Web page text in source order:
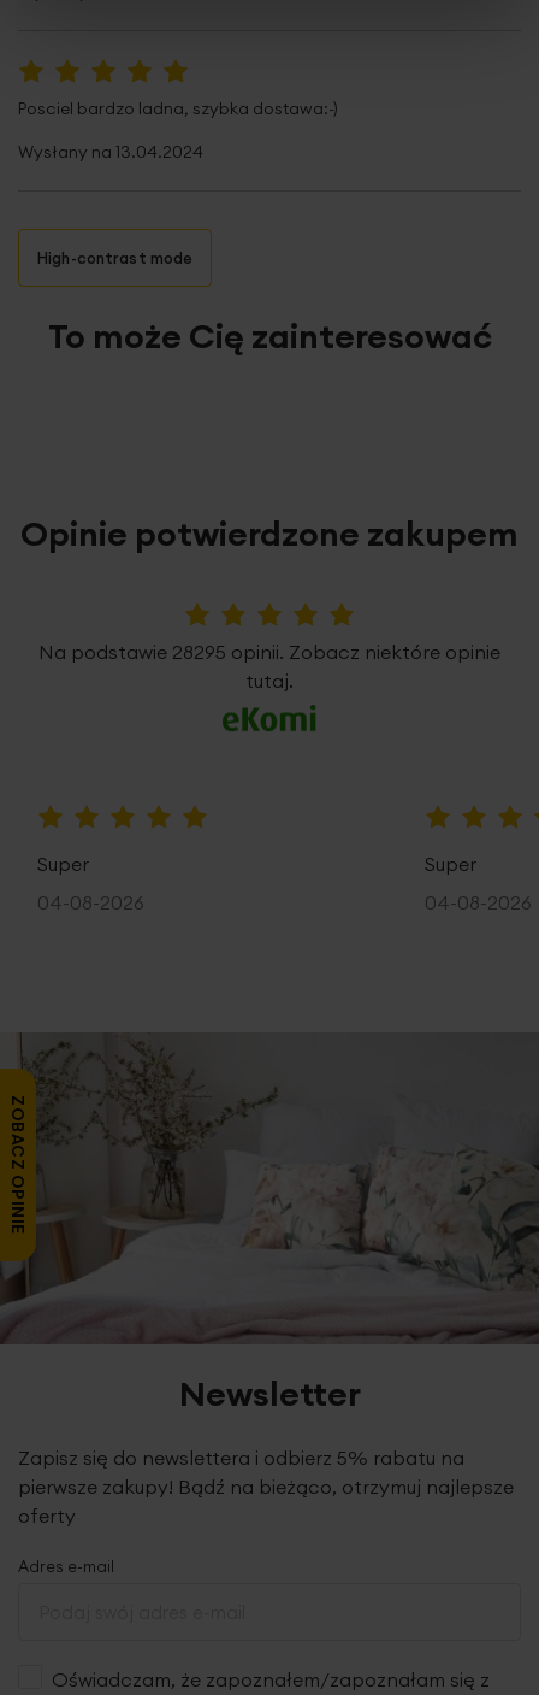
Posciel bardzo ladna, szybka dostawa:-)
Wysłany na 13.04.2024
High-contrast mode
To może Cię zainteresować
Opinie potwierdzone zakupem
Na podstawie 28295 opinii. Zobacz niektóre opinie
tutaj.
Super
04-08-2026
Super
04-08-2026
Newsletter
Zapisz się do newslettera i odbierz 5% rabatu na
pierwsze zakupy! Bądź na bieżąco, otrzymuj najlepsze
oferty
Adres e-mail
Oświadczam, że zapoznałem/zapoznałam się z
ZOBACZ OPINIE